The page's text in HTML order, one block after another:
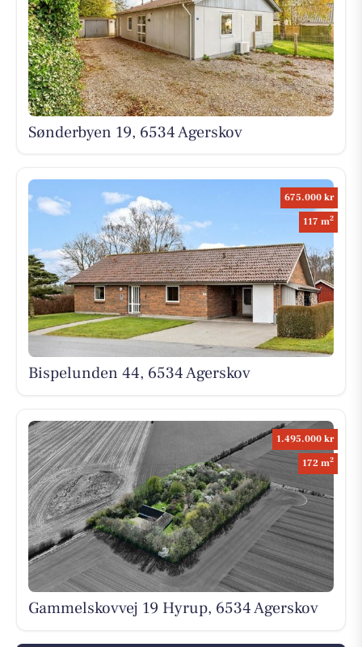
Sønderbyen 19, 6534 Agerskov
675.000 kr
117 m2
Bispelunden 44, 6534 Agerskov
1.495.000 kr
172 m2
Gammelskovvej 19 Hyrup, 6534 Agerskov